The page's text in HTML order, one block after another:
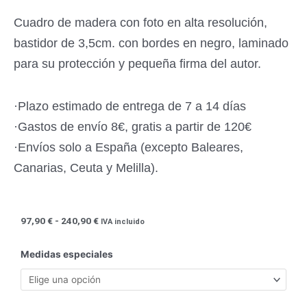
Cuadro de madera con foto en alta resolución,
bastidor de 3,5cm. con bordes en negro, laminado
para su protección y pequeña firma del autor.
·Plazo estimado de entrega de 7 a 14 días
·Gastos de envío 8€, gratis a partir de 120€
·Envíos solo a España (excepto Baleares,
Canarias, Ceuta y Melilla).
97,90€ - 240,90€Rango
precios:
97,90 €
IVA incluido
Medidas especiales
Luna
(22)